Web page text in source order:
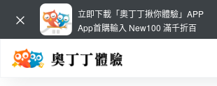
立即下載「奧丁丁揪你體驗」APP
App首購輸入 New100 滿千折百